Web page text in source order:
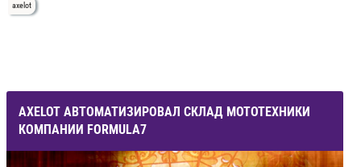
axelot
AXELOT АВТОМАТИЗИРОВАЛ СКЛАД МОТОТЕХНИКИ
КОМПАНИИ FORMULA7